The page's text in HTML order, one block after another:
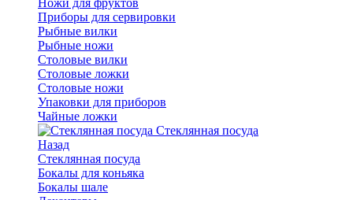
Приборы для сервировки
Рыбные вилки
Рыбные ножи
Столовые вилки
Столовые ложки
Столовые ножи
Упаковки для приборов
Чайные ложки
Стеклянная посуда
Назад
Стеклянная посуда
Бокалы для коньяка
Бокалы шале